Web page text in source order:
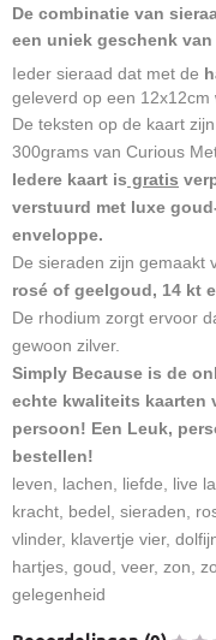
De combinatie van
een uniek geschenk
Ieder sieraad dat met de
geleverd op een 12x12cm
De teksten op de kaart
300grams van Curious
Iedere kaart is gratis
verstuurd met luxe
enveloppe.
De sieraden zijn gemaakt
rosé of geelgoud, 14 kt
De rhodium zorgt ervoor
gewoon zilver.
Simply Because is de
echte kwaliteits kaarten
persoon! Een Leuk,
bestellen!
leven, lachen, liefde, live
kracht, bedel, sieraden,
vlinder, klavertje vier,
hartjes, goud, veer, zon,
gelegenheid